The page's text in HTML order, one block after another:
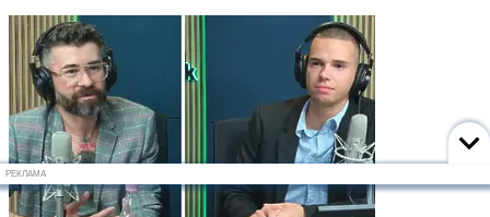
РЕКЛАМА